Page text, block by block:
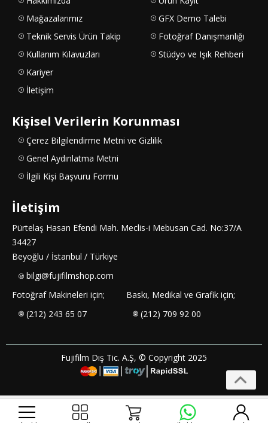
Mağazalarımız
Teknik Servis Ürün Takip
Kullanım Kılavuzları
Kariyer
İletişim
GFX Demo Talebi
Fotoğraf Danışmanlığı
Stüdyo ve Işık Rehberi
Kişisel Verilerin Korunması
Çerez Bilgilendirme Metni ve Gizlilik
Genel Aydınlatma Metni
İlgili Kişi Başvuru Formu
İletişim
Pürtelaş Hasan Efendi Mah. Meclis-i Mebusan Cad. No:37/A
34427
Beyoğlu / İstanbul / Türkiye
bilgi@fujifilmshop.com
Fotoğraf Makineleri için;
(212) 243 65 07
Baskı, Medikal ve Grafik için;
(212) 709 92 00
Fujifilm Dış Tic. A.Ş, © Copyright 2025